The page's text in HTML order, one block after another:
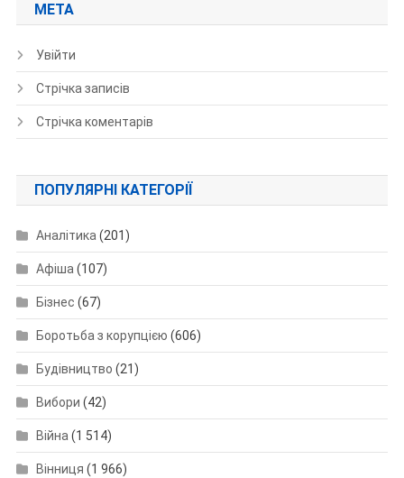
МЕТА
Увійти
Стрічка записів
Стрічка коментарів
ПОПУЛЯРНІ КАТЕГОРІЇ
Аналітика (201)
Афіша (107)
Бізнес (67)
Боротьба з корупцією (606)
Будівництво (21)
Вибори (42)
Війна (1 514)
Вінниця (1 966)